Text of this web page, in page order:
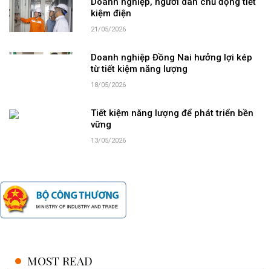
kiệm điện
21/05/2026
Doanh nghiệp Đồng Nai hưởng lợi kép
từ tiết kiệm năng lượng
18/05/2026
Tiết kiệm năng lượng để phát triển bền
vững
13/05/2026
MOST READ